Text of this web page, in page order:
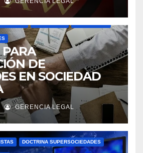
DIVIDENDOS
DE
EN SOCIEDAD
GERENCIA LEGAL
DOCTRINA SUPERSOCIEDADES